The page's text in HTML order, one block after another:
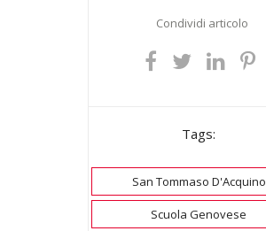
Condividi articolo
Tags:
San Tommaso D'Acquino
Scuola Genovese